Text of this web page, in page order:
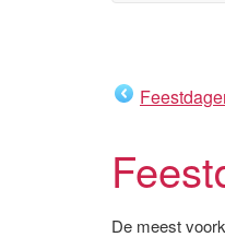
De meest